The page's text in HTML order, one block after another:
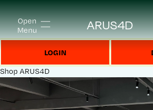
Open
Menu
ARUS4D
LOGIN
Shop ARUS4D